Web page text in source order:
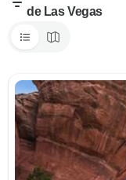
de Las Vegas